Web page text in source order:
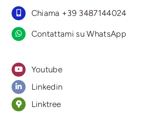
Chiama +39 3487144024
Contattami su WhatsApp
Youtube
Linkedin
Linktree